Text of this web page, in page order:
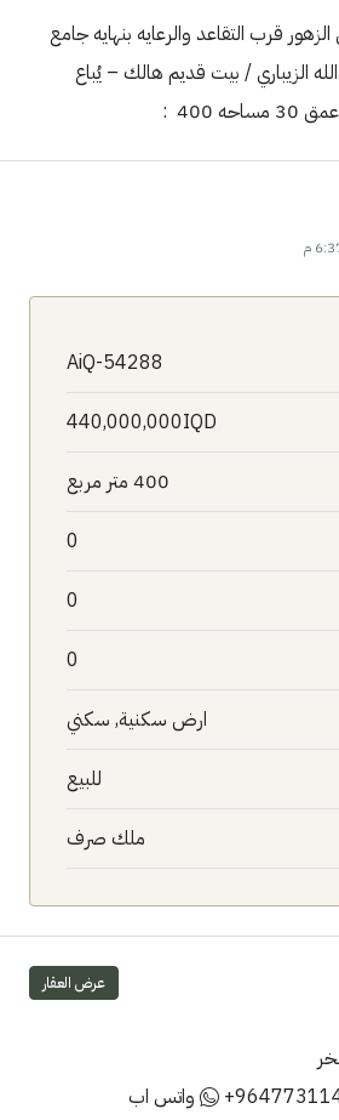
قرب التقاعد والرعايه بنهايه جامع
الزيباري / بيت قديم هالك – يُباع
AiQ-54288
440,000,000IQD
400 متر مربع
0
0
0
ارض سكنية, سكني
للبيع
ملك صرف
عرض العقار
واتس اب